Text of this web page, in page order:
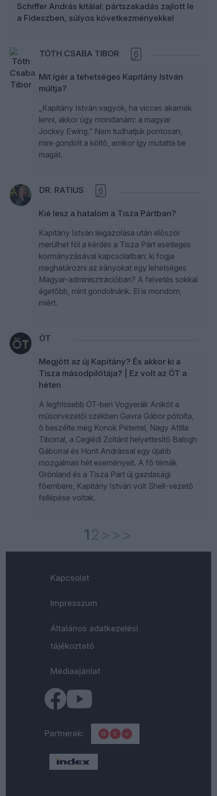
Schiffer András kitálal: pártszakadás zajlott le
a Fideszben, súlyos következményekkel
TÓTH CSABA TIBOR 6
Mit ígér a tehetséges Kapitány István
múltja?
„Kapitány István vagyok, ha vicces akarnék
lenni, akkor úgy mondanám: a magyar
Jockey Ewing.” Nem tudhatjuk pontosan,
mire gondolt a költő, amikor így mutatta be
magát.
DR. RATIUS 6
Kié lesz a hatalom a Tisza Pártban?
Kapitány István leigazolása után először
merülhet föl a kérdés a Tisza Párt esetleges
kormányzásával kapcsolatban: ki fogja
meghatározni az irányokat egy lehetséges
Magyar-adminisztrációban? A felvetés sokkal
égetőbb, mint gondolnánk. El is mondom,
miért.
ÖT
Megjött az új Kapitány? És akkor ki a
Tisza másodpilótája? | Ez volt az ÖT a
héten
A legfrissebb ÖT-ben Vogyerák Anikót a
műsorvezetői székben Gavra Gábor pótolta,
ő beszélte meg Konok Péterrel, Nagy Attila
Tiborral, a Ceglédi Zoltánt helyettesítő Balogh
Gáborral és Hont Andrással egy újabb
mozgalmas hét eseményeit. A fő témák
Grönland és a Tisza Párt új gazdasági
főembere, Kapitány István volt Shell-vezető
fellépése voltak.
1
Kapcsolat
Impresszum
Általános adatkezelési
tájékoztató
Médiaajánlat
Partnerek: